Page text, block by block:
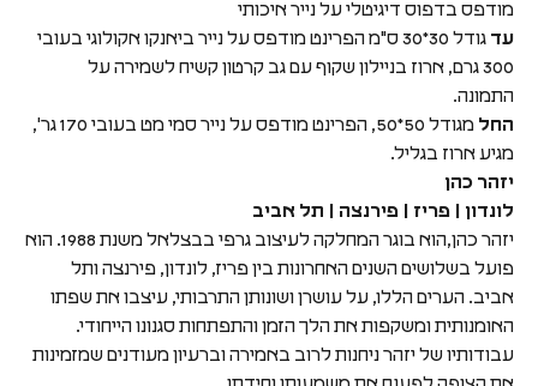
מודפס בדפוס דיגיטלי על נייר איכותי
עד
גודל 30*30 ס"מ הפרינט מודפס על נייר ביאנקו אקולוגי בעובי
300 גרם, ארוז בניילון שקוף עם גב קרטון קשיח לשמירה על
התמונה.
החל
מגודל 50*50, הפרינט מודפס על נייר סמי מט בעובי 170 גר',
מגיע ארוז בגליל.
יזהר כהן
לונדון | פריז | פירנצה | תל אביב
יזהר כהן,הוא בוגר המחלקה לעיצוב גרפי בבצלאל משנת 1988. הוא
פועל בשלושים השנים האחרונות בין פריז, לונדון, פירנצה ותל
אביב. הערים הללו, על עושרן ושונותן התרבותי, עיצבו את שפתו
האומנותית ומשקפות את הלך הזמן והתפתחות סגנונו הייחודי.
עבודותיו של יזהר ניחנות לרוב באמירה וברעיון מעודנים שמזמינות